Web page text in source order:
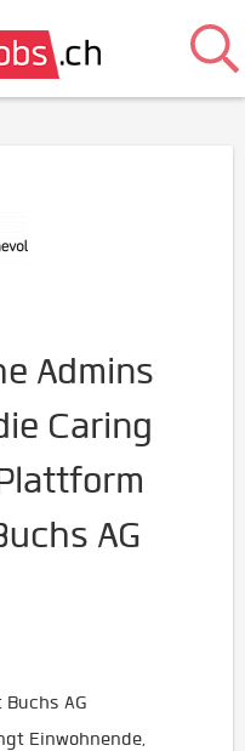
Admins
Caring
AG
AG
Einwohnende,